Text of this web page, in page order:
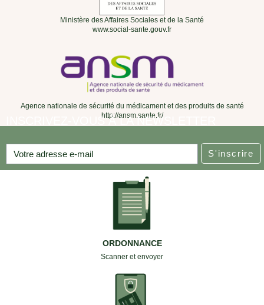
Ministère des Affaires Sociales et de la Santé
www.social-sante.gouv.fr
Agence nationale de sécurité du médicament et des produits de santé
http://ansm.sante.fr/
INSCRIVEZ-VOUS À LA NEWSLETTER
S'inscrire
ORDONNANCE
Scanner et envoyer